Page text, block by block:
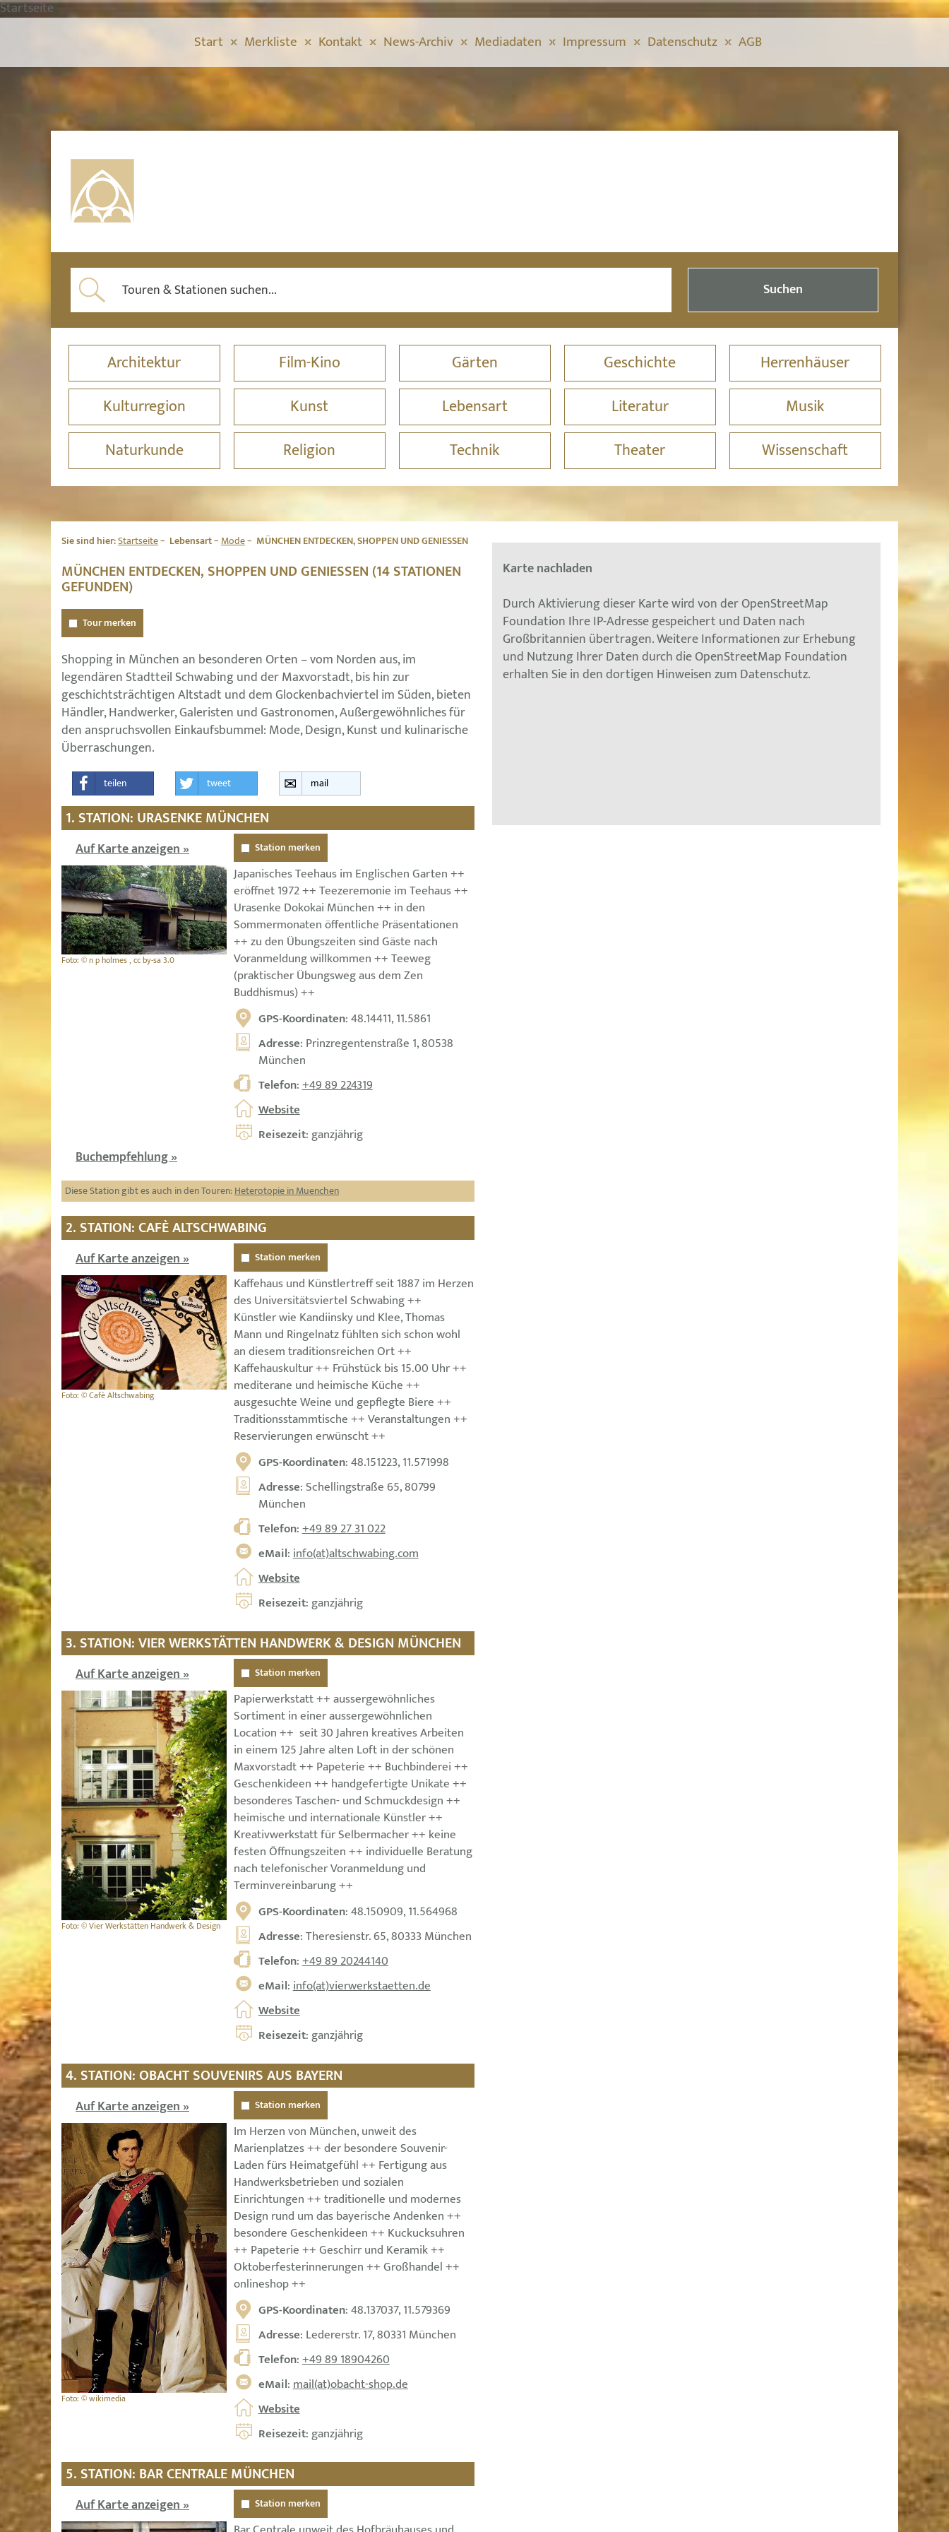
Startseite
Start Merkliste Kontakt News-Archiv Mediadaten Impressum Datenschutz AGB
Suchen
Architektur Film-Kino Gärten Geschichte
Herrenhäuser
Kulturregion
Kunst Lebensart Literatur
Musik
Naturkunde
Religion Technik Theater Wissenschaft
Sie sind hier:Startseite Lebensart Mode MÜNCHEN ENTDECKEN, SHOPPEN UND GENIESSEN
MÜNCHEN ENTDECKEN, SHOPPEN UND GENIESSEN (14 STATIONEN G
EFUNDEN)
Tour merken
Shopping in München an besonderen Orten – vom Norden aus, im
legendären Stadtteil Schwabing und der Maxvorstadt, bis hin zur
geschichtsträchtigen Altstadt und dem Glockenbachviertel im Süden, bieten
Händler, Handwerker, Galeristen und Gastronomen, Außergewöhnliches für
den anspruchsvollen Einkaufsbummel: Mode, Design, Kunst und kulinarische
Überraschungen.
teilen tweet mail
1. STATION: URASENKE MÜNCHEN
Auf Karte anzeigen »
Foto: © n p holmes , cc by-sa 3.0
Station merken
Japanisches Teehaus im Englischen Garten ++
eröffnet 1972 ++ Teezeremonie im Teehaus ++
Urasenke Dokokai München ++ in den
Sommermonaten öffentliche Präsentationen
++ zu den Übungszeiten sind Gäste nach
Voranmeldung willkommen ++ Teeweg
(praktischer Übungsweg aus dem Zen
Buddhismus) ++
GPS-Koordinaten: 48.14411, 11.5861
Adresse: Prinzregentenstraße 1, 80538
München
Telefon:+49 89 224319
Website
Reisezeit: ganzjährig
Buchempfehlung »
Diese Station gibt es auch in den Touren:Heterotopie in Muenchen
2. STATION: CAFÈ ALTSCHWABING
Auf Karte anzeigen »
Foto: © Cafè Altschwabing
Station merken
Kaffehaus und Künstlertreff seit 1887 im Herzen
des Universitätsviertel Schwabing ++
Künstler wie Kandiinsky und Klee, Thomas
Mann und Ringelnatz fühlten sich schon wohl
an diesem traditionsreichen Ort ++
Kaffehauskultur ++ Frühstück bis 15.00 Uhr ++
mediterane und heimische Küche ++
ausgesuchte Weine und gepflegte Biere ++
Traditionsstammtische ++ Veranstaltungen ++
Reservierungen erwünscht ++
GPS-Koordinaten: 48.151223, 11.571998
Adresse: Schellingstraße 65, 80799
München
Telefon:+49 89 27 31 022
eMail:info(at)altschwabing.com
Website
Reisezeit: ganzjährig
3. STATION: VIER WERKSTÄTTEN HANDWERK & DESIGN MÜNCHEN
Auf Karte anzeigen »
Foto: © Vier Werkstätten Handwerk & Design
Station merken
Papierwerkstatt ++ aussergewöhnliches
Sortiment in einer aussergewöhnlichen
Location ++ seit 30 Jahren kreatives Arbeiten
in einem 125 Jahre alten Loft in der schönen
Maxvorstadt ++ Papeterie ++ Buchbinderei ++
Geschenkideen ++ handgefertigte Unikate ++
besonderes Taschen- und Schmuckdesign ++
heimische und internationale Künstler ++
Kreativwerkstatt für Selbermacher ++ keine
festen Öffnungszeiten ++ individuelle Beratung
nach telefonischer Voranmeldung und
Terminvereinbarung ++
GPS-Koordinaten: 48.150909, 11.564968
Adresse: Theresienstr. 65, 80333 München
Telefon:+49 89 20244140
eMail:info(at)vierwerkstaetten.de
Website
Reisezeit: ganzjährig
4. STATION: OBACHT SOUVENIRS AUS BAYERN
Auf Karte anzeigen »
Foto: © wikimedia
Station merken
Im Herzen von München, unweit des
Marienplatzes ++ der besondere Souvenir-
Laden fürs Heimatgefühl ++ Fertigung aus
Handwerksbetrieben und sozialen
Einrichtungen ++ traditionelle und modernes
Design rund um das bayerische Andenken ++
besondere Geschenkideen ++ Kuckucksuhren
++ Papeterie ++ Geschirr und Keramik ++
Oktoberfesterinnerungen ++ Großhandel ++
onlineshop ++
GPS-Koordinaten: 48.137037, 11.579369
Adresse: Ledererstr. 17, 80331 München
Telefon:+49 89 18904260
eMail:mail(at)obacht-shop.de
Website
Reisezeit: ganzjährig
5. STATION: BAR CENTRALE MÜNCHEN
Auf Karte anzeigen » Station merken
Karte nachladen
Durch Aktivierung dieser Karte wird von der OpenStreetMap
Foundation Ihre IP-Adresse gespeichert und Daten nach
Großbritannien übertragen. Weitere Informationen zur Erhebung
und Nutzung Ihrer Daten durch die OpenStreetMap Foundation
erhalten Sie in den dortigen Hinweisen zum Datenschutz.